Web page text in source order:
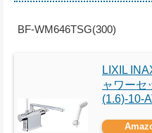
BF-WM646TSG(300)
LIXIL
ャワーセ
(1.6)-10-